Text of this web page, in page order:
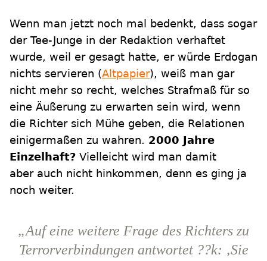
Wenn man jetzt noch mal bedenkt, dass sogar
der Tee-Junge in der Redaktion verhaftet
wurde, weil er gesagt hatte, er würde Erdogan
nichts servieren (Altpapier), weiß man gar
nicht mehr so recht, welches Strafmaß für so
eine Äußerung zu erwarten sein wird, wenn
die Richter sich Mühe geben, die Relationen
einigermaßen zu wahren. 2000 Jahre
Einzelhaft? Vielleicht wird man damit
aber auch nicht hinkommen, denn es ging ja
noch weiter.
„Auf eine weitere Frage des Richters zu
Terrorverbindungen antwortet ??k: ‚Sie